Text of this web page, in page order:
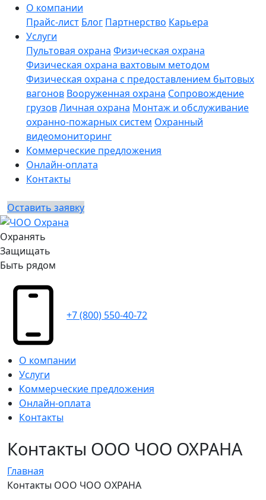
О компании
Прайс-лист Блог Партнерство Карьера
Услуги
Пультовая охрана Физическая охрана
Физическая охрана вахтовым методом
Физическая охрана с предоставлением бытовых
вагонов Вооруженная охрана Сопровождение
грузовЛичная охрана Монтаж и обслуживание
охранно-пожарных систем Охранный
видеомониторинг
Коммерческие предложения
Онлайн-оплата
Контакты
Оставить заявку
Охранять
Защищать
Быть рядом
+7 (800) 550-40-72
О компании
Услуги
Коммерческие предложения
Онлайн-оплата
Контакты
Контакты ООО ЧОО ОХРАНА
Главная
Контакты ООО ЧОО ОХРАНА